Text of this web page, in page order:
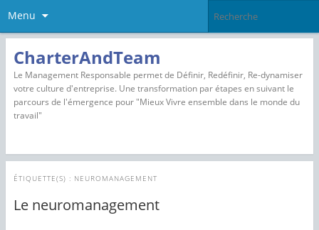
Menu
CharterAndTeam
Le Management Responsable permet de Définir, Redéfinir, Re-dynamiser
votre culture d'entreprise. Une transformation par étapes en suivant le
parcours de l'émergence pour "Mieux Vivre ensemble dans le monde du
travail"
ÉTIQUETTE(S) : NEUROMANAGEMENT
Le neuromanagement